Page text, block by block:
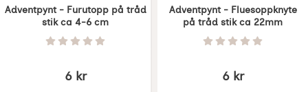
Adventpynt - Furutopp på tråd
stik ca 4-6 cm
Varenummer 6801Vurdering: 0 Stjerne av 5
6 kr
Adventpynt - Fluesoppknyte
på tråd stik ca 22mm
Varenummer 6802Vurdering: 0
6 kr